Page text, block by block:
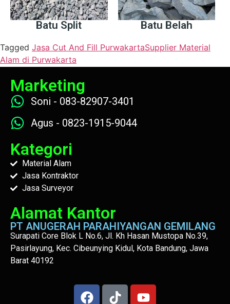
Batu Split Batu Belah
Tagged Jasa Cut And Fill PurwakartaSupplier Material
Alam di Purwakarta
Marketing
Soni - 083-82907-3401
Agus - 0823-1915-9044
Kategori
Material Alam
Jasa Kontraktor
Jasa Surveyor
Alamat Kantor
PT ANUGERAH PARAHIYANGAN GEMILANG
Surapati Core Blok L No.6, Jl. Kh Hasan Mustopa No.39,
Pasirlayung, Kec. Cibeunying Kidul, Kota Bandung, Jawa
Barat 40192